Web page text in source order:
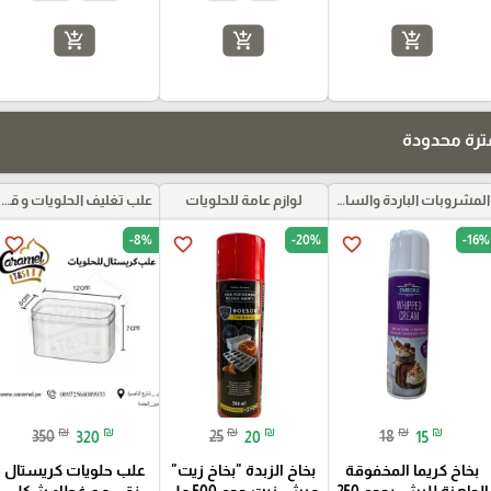
add_shopping_cart
add_shopping_cart
add_shopping_cart
محدودة
المشروبات الباردة والساخنة ومركزات الموهيتو
favorite_border -16%
18 ₪ 15 ₪
بخاخ كريما المخفوقة
لوازم عامة للحلويات
favorite_border -20%
25 ₪ 20 ₪
بخاخ الزبدة "بخاخ زيت"
علب تغليف الحلويات و قواعد الكيك و علب بلاستيكية بأنواعها
favorite_border -8%
350 ₪ 320 ₪
علب حلويات كريستال